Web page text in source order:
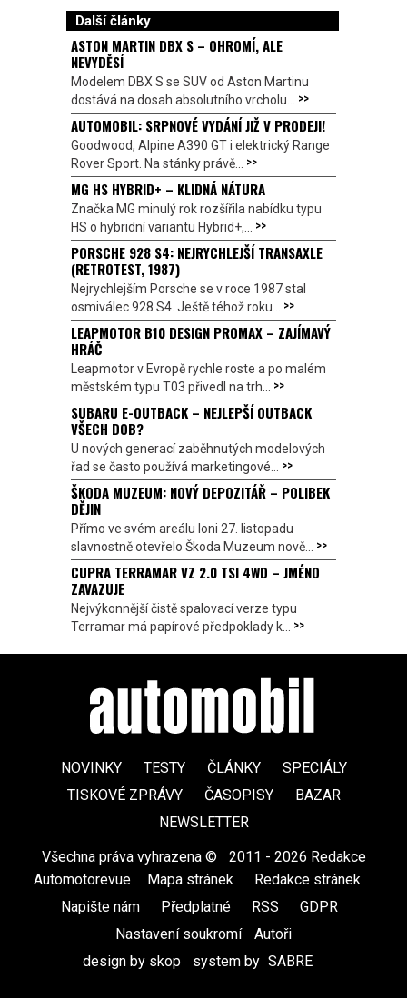
Další články
ASTON MARTIN DBX S – OHROMÍ, ALE
NEVYDĚSÍ
Modelem DBX S se SUV od Aston Martinu
dostává na dosah absolutního vrcholu... >>
AUTOMOBIL: SRPNOVÉ VYDÁNÍ JIŽ V PRODEJI!
Goodwood, Alpine A390 GT i elektrický Range
Rover Sport. Na stánky právě... >>
MG HS HYBRID+ – KLIDNÁ NÁTURA
Značka MG minulý rok rozšířila nabídku typu
HS o hybridní variantu Hybrid+,... >>
PORSCHE 928 S4: NEJRYCHLEJŠÍ TRANSAXLE
(RETROTEST, 1987)
Nejrychlejším Porsche se v roce 1987 stal
osmiválec 928 S4. Ještě téhož roku... >>
LEAPMOTOR B10 DESIGN PROMAX – ZAJÍMAVÝ
HRÁČ
Leapmotor v Evropě rychle roste a po malém
městském typu T03 přivedl na trh... >>
SUBARU E-OUTBACK – NEJLEPŠÍ OUTBACK
VŠECH DOB?
U nových generací zaběhnutých modelových
řad se často používá marketingové... >>
ŠKODA MUZEUM: NOVÝ DEPOZITÁŘ – POLIBEK
DĚJIN
Přímo ve svém areálu loni 27. listopadu
slavnostně otevřelo Škoda Muzeum nově... >>
CUPRA TERRAMAR VZ 2.0 TSI 4WD – JMÉNO
ZAVAZUJE
Nejvýkonnější čistě spalovací verze typu
Terramar má papírové předpoklady k... >>
NOVINKY TESTY ČLÁNKY
SPECIÁLY
TISKOVÉ ZPRÁVY
ČASOPISY
BAZAR
NEWSLETTER
Všechna práva vyhrazena ©
2011 - 2026 Redakce
Automotorevue
Mapa stránek Redakce stránek
Napište nám
Předplatné RSS GDPR
Nastavení soukromí
Autoři
design by skop
system by SABRE